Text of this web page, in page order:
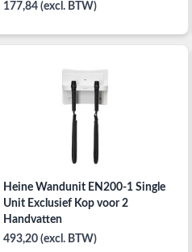
177,84 (excl. BTW)
Heine Wandunit EN200-1 Single
Unit Exclusief Kop voor 2
Handvatten
493,20 (excl. BTW)